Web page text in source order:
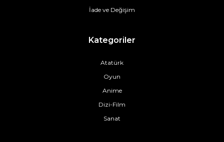
İade ve Değişim
Kategoriler
Atatürk
Oyun
Anime
Dizi-Film
Sanat